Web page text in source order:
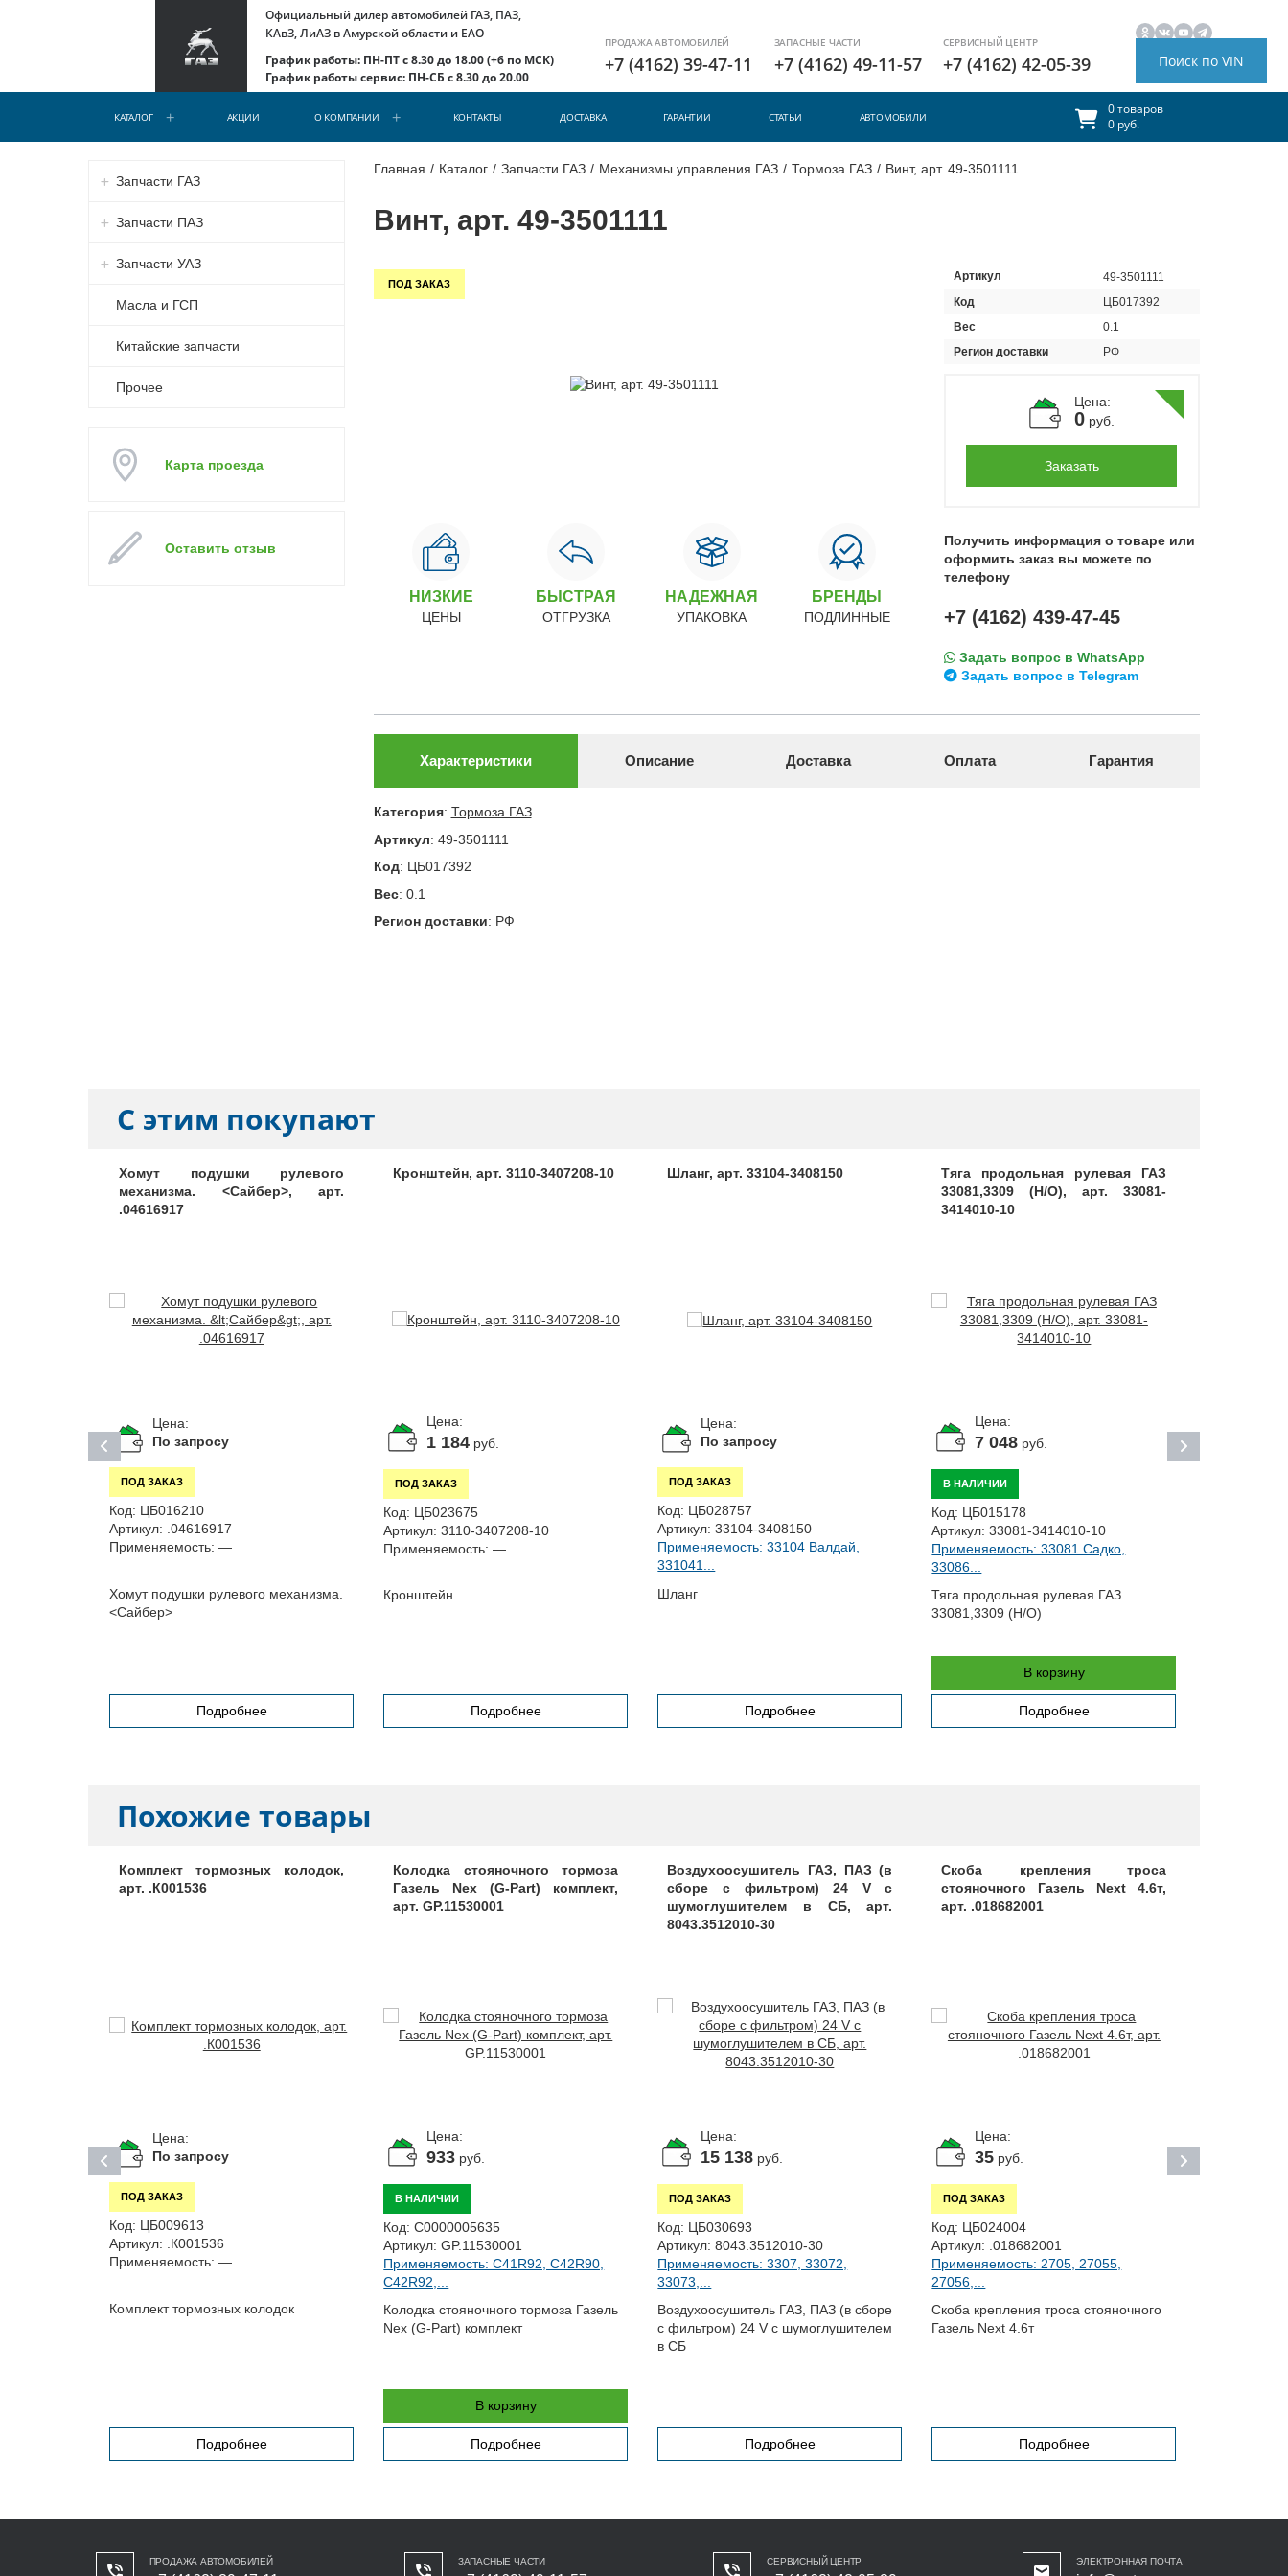
Официальный дилер автомобилей ГАЗ, ПАЗ,
КАвЗ, ЛиАЗ в Амурской области и ЕАО
График работы: ПН-ПТ с 8.30 до 18.00 (+6 по МСК)
График работы сервис: ПН-СБ с 8.30 до 20.00
ПРОДАЖА АВТОМОБИЛЕЙ
+7 (4162) 39-47-11
ЗАПАСНЫЕ ЧАСТИ
+7 (4162) 49-11-57
СЕРВИСНЫЙ ЦЕНТР
+7 (4162) 42-05-39 Поиск по VIN
КАТАЛОГ АКЦИИ О КОМПАНИИ КОНТАКТЫ ДОСТАВКА ГАРАНТИИ СТАТЬИ АВТОМОБИЛИ
0 товаров
0 руб.
Главная / Каталог / Запчасти ГАЗ / Механизмы управления ГАЗ / Тормоза ГАЗ / Винт, арт. 49-3501111
Винт, арт. 49-3501111
Запчасти ГАЗ
Запчасти ПАЗ
Запчасти УАЗ
Масла и ГСП
Китайские запчасти
Прочее
Карта проезда
Оставить отзыв
ПОД ЗАКАЗ
НИЗКИЕ
ЦЕНЫ
БЫСТРАЯ
ОТГРУЗКА
НАДЕЖНАЯ
УПАКОВКА
БРЕНДЫ
ПОДЛИННЫЕ
Артикул
49-3501111
Код
ЦБ017392
Вес
0.1
Регион доставки
РФ
Цена:
0руб.
Заказать
Получить информация о товаре или
оформить заказ вы можете по
телефону
+7 (4162) 439-47-45
Задать вопрос в WhatsApp
Задать вопрос в Telegram
Характеристики Описание Доставка Оплата Гарантия
Категория: Тормоза ГАЗ
Артикул: 49-3501111
Код: ЦБ017392
Вес: 0.1
Регион доставки: РФ
С этим покупают
Хомут подушки рулевого
механизма. <Сайбер>, арт.
.04616917
Цена:
По запросу
ПОД ЗАКАЗ
Код: ЦБ016210
Артикул: .04616917
Применяемость: —
Хомут подушки рулевого механизма.
<Сайбер>
Подробнее
Кронштейн, арт. 3110-3407208-10
Цена:
1 184 руб.
ПОД ЗАКАЗ
Код: ЦБ023675
Артикул: 3110-3407208-10
Применяемость: —
Кронштейн
Подробнее
Шланг, арт. 33104-3408150
Цена:
По запросу
ПОД ЗАКАЗ
Код: ЦБ028757
Артикул: 33104-3408150
Применяемость: 33104 Валдай,
331041...
Шланг
Подробнее
Тяга продольная рулевая ГАЗ
33081,3309 (Н/О), арт. 33081-
3414010-10
Цена:
7 048 руб.
В НАЛИЧИИ
Код: ЦБ015178
Артикул: 33081-3414010-10
Применяемость: 33081 Садко,
33086...
Тяга продольная рулевая ГАЗ
33081,3309 (Н/О)
В корзину
Подробнее
Похожие товары
Комплект тормозных колодок,
арт. .К001536
Цена:
По запросу
ПОД ЗАКАЗ
Код: ЦБ009613
Артикул: .К001536
Применяемость: —
Комплект тормозных колодок
Подробнее
Колодка стояночного тормоза
Газель Nex (G-Part) комплект,
арт. GP.11530001
Цена:
933 руб.
В НАЛИЧИИ
Код: С0000005635
Артикул: GP.11530001
Применяемость: C41R92, C42R90,
C42R92,...
Колодка стояночного тормоза Газель
Nex (G-Part) комплект
В корзину
Подробнее
Воздухоосушитель ГАЗ, ПАЗ (в
сборе с фильтром) 24 V с
шумоглушителем в СБ, арт.
8043.3512010-30
Цена:
15 138 руб.
ПОД ЗАКАЗ
Код: ЦБ030693
Артикул: 8043.3512010-30
Применяемость: 3307, 33072,
33073,...
Воздухоосушитель ГАЗ, ПАЗ (в сборе
с фильтром) 24 V с шумоглушителем
в СБ
Подробнее
Скоба крепления троса
стояночного Газель Next 4.6т,
арт. .018682001
Цена:
35 руб.
ПОД ЗАКАЗ
Код: ЦБ024004
Артикул: .018682001
Применяемость: 2705, 27055,
27056,...
Скоба крепления троса стояночного
Газель Next 4.6т
Подробнее
ПРОДАЖА АВТОМОБИЛЕЙ ЗАПАСНЫЕ ЧАСТИ СЕРВИСНЫЙ ЦЕНТР ЭЛЕКТРОННАЯ ПОЧТА